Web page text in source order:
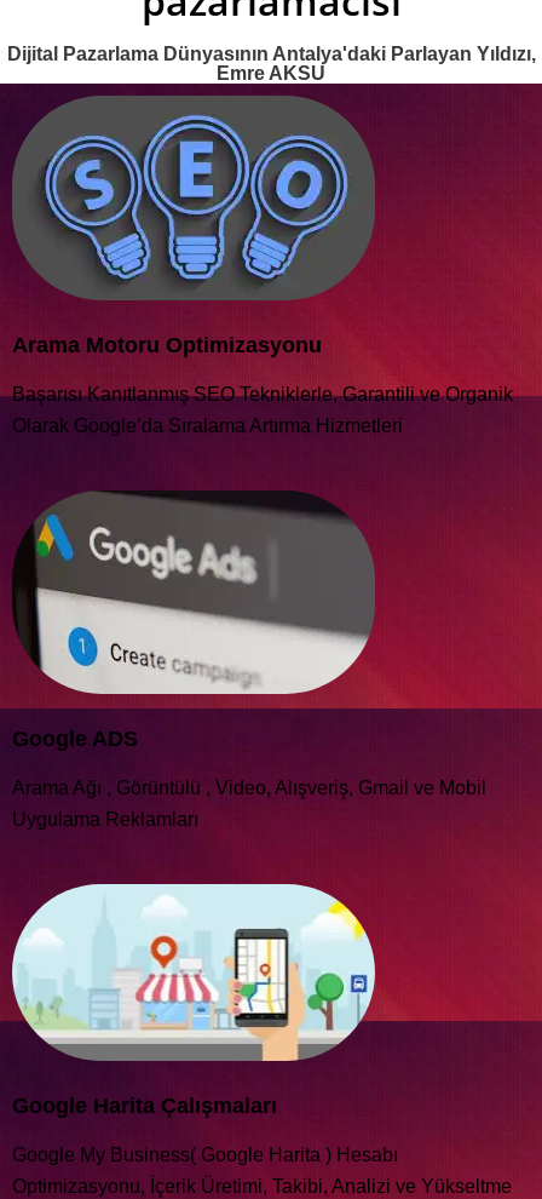
Dijital Pazarlama Dünyasının Antalya'daki Parlayan Yıldızı,
Emre AKSU
Arama Motoru Optimizasyonu
Başarısı Kanıtlanmış SEO Tekniklerle, Garantili ve Organik
Olarak Google’da Sıralama Artırma Hizmetleri
Google ADS
Arama Ağı , Görüntülü , Video, Alışveriş, Gmail ve Mobil
Uygulama Reklamları
Google Harita Çalışmaları
Google My Business( Google Harita ) Hesabı
Optimizasyonu, İçerik Üretimi, Takibi, Analizi ve Yükseltme